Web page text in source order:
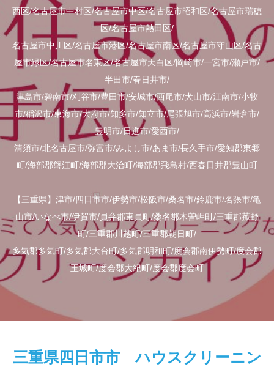
西区/名古屋市中村区/名古屋市中区/名古屋市昭和区/名古屋市瑞穂
区/名古屋市熱田区/
名古屋市中川区/名古屋市港区/名古屋市南区/名古屋市守山区/名古
屋市緑区/名古屋市名東区/名古屋市天白区/岡崎市/一宮市/瀬戸市/
半田市/春日井市/
津島市/碧南市/刈谷市/豊田市/安城市/西尾市/犬山市/江南市/小牧
市/稲沢市/東海市/大府市/知多市/知立市/尾張旭市/高浜市/岩倉市/
豊明市/日進市/愛西市/
清須市/北名古屋市/弥富市/みよし市/あま市/長久手市/愛知郡東郷
町/海部郡蟹江町/海部郡大治町/海部郡飛島村/西春日井郡豊山町
【三重県】津市/四日市市/伊勢市/松阪市/桑名市/鈴鹿市/名張市/亀
山市/いなべ市/伊賀市/員弁郡東員町/桑名郡木曽岬町/三重郡菰野
町/三重郡川越町/三重郡朝日町/
多気郡多気町/多気郡大台町/多気郡明和町/度会郡南伊勢町/度会郡
玉城町/度会郡大紀町/度会郡度会町
三重県四日市市 ハウスクリーニン